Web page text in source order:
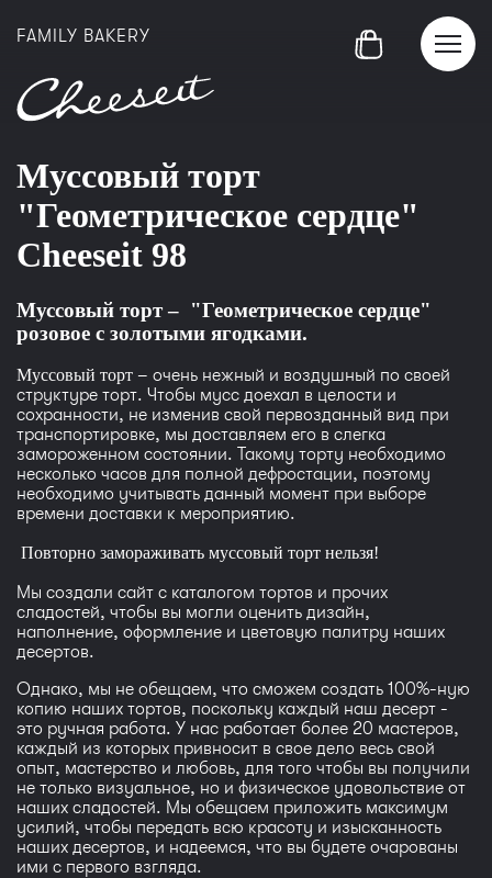
FAMILY BAKERY
Муссовый торт
"Геометрическое сердце"
Cheeseit 98
Муссовый торт– "Геометрическое сердце"
розовое с золотыми ягодками.
Муссовый торт – очень нежный и воздушный по своей
структуре торт. Чтобы мусс доехал в целости и
сохранности, не изменив свой первозданный вид при
транспортировке, мы доставляем его в слегка
замороженном состоянии. Такому торту необходимо
несколько часов для полной дефростации, поэтому
необходимо учитывать данный момент при выборе
времени доставки к мероприятию.
Повторно замораживать муссовый торт нельзя!
Мы создали сайт с каталогом тортов и прочих
сладостей, чтобы вы могли оценить дизайн,
наполнение, оформление и цветовую палитру наших
десертов.
Однако, мы не обещаем, что сможем создать 100%-ную
копию наших тортов, поскольку каждый наш десерт -
это ручная работа. У нас работает более 20 мастеров,
каждый из которых привносит в свое дело весь свой
опыт, мастерство и любовь, для того чтобы вы получили
не только визуальное, но и физическое удовольствие от
наших сладостей. Мы обещаем приложить максимум
усилий, чтобы передать всю красоту и изысканность
наших десертов, и надеемся, что вы будете очарованы
ими с первого взгляда.